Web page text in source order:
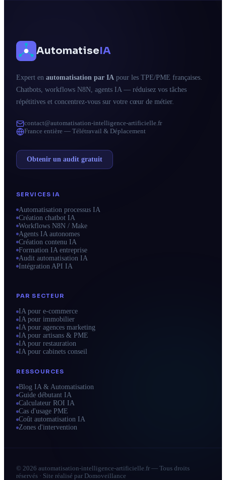
AutomatiseIA
Expert en automatisation par IA pour les TPE/PME françaises.
Chatbots, workflows N8N, agents IA — réduisez vos tâches
répétitives et concentrez-vous sur votre cœur de métier.
contact@automatisation-intelligence-artificielle.fr
France entière — Télétravail & Déplacement
Obtenir un audit gratuit
SERVICES IA
Automatisation processus IA
Création chatbot IA
Workflows N8N / Make
Agents IA autonomes
Création contenu IA
Formation IA entreprise
Audit automatisation IA
Intégration API IA
PAR SECTEUR
IA pour e-commerce
IA pour immobilier
IA pour agences marketing
IA pour artisans & PME
IA pour restauration
IA pour cabinets conseil
RESSOURCES
Blog IA & Automatisation
Guide débutant IA
Calculateur ROI IA
Cas d'usage PME
Coût automatisation IA
Zones d'intervention
© 2026 automatisation-intelligence-artificielle.fr — Tous droits
réservés · Site réalisé par Domoveillance